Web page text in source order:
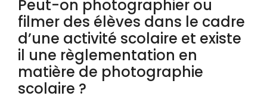
Peut-on photographier ou
filmer des élèves dans le cadre
d’une activité scolaire et existe
il une règlementation en
matière de photographie
scolaire ?